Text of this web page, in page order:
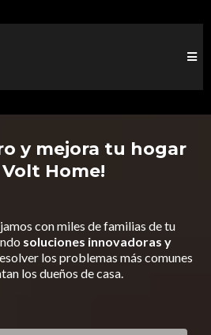
y mejora tu hogar
Home!
con miles de familias de tu
soluciones innovadoras y
los problemas más comunes
los dueños de casa.